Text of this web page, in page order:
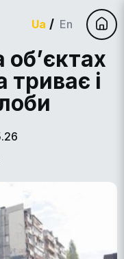
Ua En
триває і